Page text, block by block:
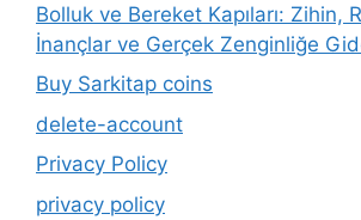
Bolluk ve Bereket Kapıları: Zihin,
İnançlar ve Gerçek Zenginliğe
Buy Sarkitap coins
delete-account
Privacy Policy
privacy policy